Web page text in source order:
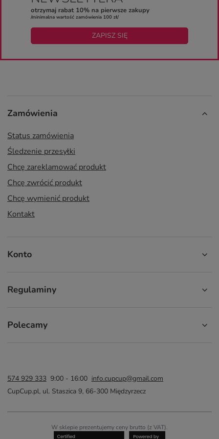
otrzymaj rabat 10% na pierwsze zakupy
/minimalna wartość zamówienia 100 zł/
ZAPISZ SIĘ
Zamówienia
Status zamówienia
Śledzenie przesyłki
Chcę zareklamować produkt
Chcę zwrócić produkt
Chcę wymienić produkt
Kontakt
Konto
Regulaminy
Polecamy
574 929 333 9:00 - 16:00 info.cupcup@gmail.com
CupCup.pl, ul. Staszica 9, 66-300 Międzyrzecz
W sklepie prezentujemy ceny brutto (z VAT).